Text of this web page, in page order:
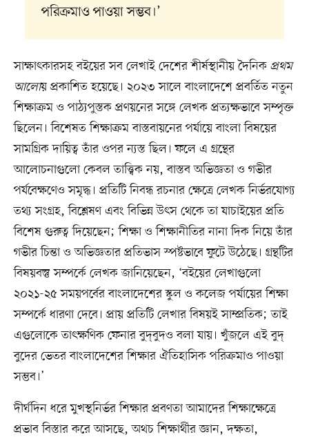
পরিক্রমাও পাওয়া সম্ভব।’
সাক্ষাৎকারসহ বইয়ের সব লেখাই দেশের শীর্ষস্থানীয় দৈনিক প্রথম
আলোয় প্রকাশিত হয়েছে। ২০২৩ সালে বাংলাদেশে প্রবর্তিত নতুন
শিক্ষাক্রম ও পাঠ্যপুস্তক প্রণয়নের সঙ্গে লেখক প্রত্যক্ষভাবে সম্পৃক্ত
ছিলেন। বিশেষত শিক্ষাক্রম বাস্তবায়নের পর্যায়ে বাংলা বিষয়ের
সামগ্রিক দায়িত্ব তাঁর ওপর ন্যস্ত ছিল। ফলে এ গ্রন্থের
আলোচনাগুলো কেবল তাত্ত্বিক নয়, বাস্তব অভিজ্ঞতা ও গভীর
পর্যবেক্ষণেও সমৃদ্ধ। প্রতিটি নিবন্ধ রচনার ক্ষেত্রে লেখক নির্ভরযোগ্য
তথ্য সংগ্রহ, বিশ্লেষণ এবং বিভিন্ন উৎস থেকে তা যাচাইয়ের প্রতি
বিশেষ গুরুত্ব দিয়েছেন; শিক্ষা ও শিক্ষানীতির নানা দিক নিয়ে তাঁর
গভীর চিন্তা ও অভিজ্ঞতার প্রতিভাস স্পষ্টভাবে ফুটে উঠেছে। গ্রন্থটির
বিষয়বস্তু সম্পর্কে লেখক জানিয়েছেন, ‘বইয়ের লেখাগুলো
২০২১-২৫ সময়পর্বের বাংলাদেশের স্কুল ও কলেজ পর্যায়ের শিক্ষা
সম্পর্কে ধারণা দেবে। প্রায় প্রতিটি লেখার বিষয়ই সাম্প্রতিক; তাই
এগুলোকে তাৎক্ষণিক ফেনার বুদ্​বুদও বলা যায়। খুঁজলে এই বুদ্​
বুদের ভেতর বাংলাদেশের শিক্ষার ঐতিহাসিক পরিক্রমাও পাওয়া
সম্ভব।’
দীর্ঘদিন ধরে মুখস্থনির্ভর শিক্ষার প্রবণতা আমাদের শিক্ষাক্ষেত্রে
প্রভাব বিস্তার করে আসছে, অথচ শিক্ষার্থীর জ্ঞান, দক্ষতা,